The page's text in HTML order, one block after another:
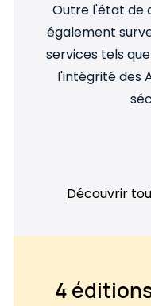
Outre l'état de
également
services tels que
l'intégrité des
Découvrir
4